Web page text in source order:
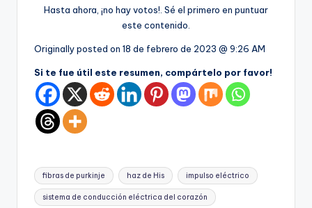
Hasta ahora, ¡no hay votos!. Sé el primero en puntuar
este contenido.
Originally posted on 18 de febrero de 2023 @ 9:26 AM
Si te fue útil este resumen, compártelo por favor!
Etiquetas:
fibras de purkinje haz de His impulso eléctrico
sistema de conducción eléctrica del corazón